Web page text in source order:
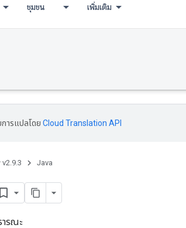
ชุมชน เพิ่มเติม
ารแปลโดย Cloud Translation API
Java
ารณะ